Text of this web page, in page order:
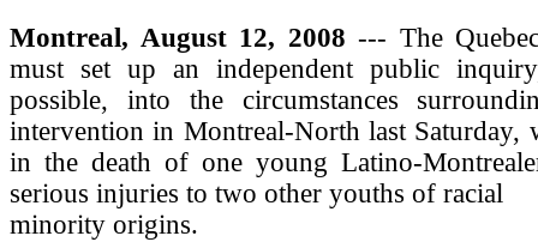
Montreal, August 12, 2008--- The
must set up an independent public
possible, into the circumstances
intervention in Montreal-North last Saturday,
in the death of one young Latino-
serious injuries to two other youths of racial
minority origins.